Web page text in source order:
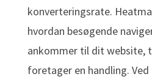
konverteringsrate.
hvordan besøgende
ankommer til dit website,
foretager en handling.